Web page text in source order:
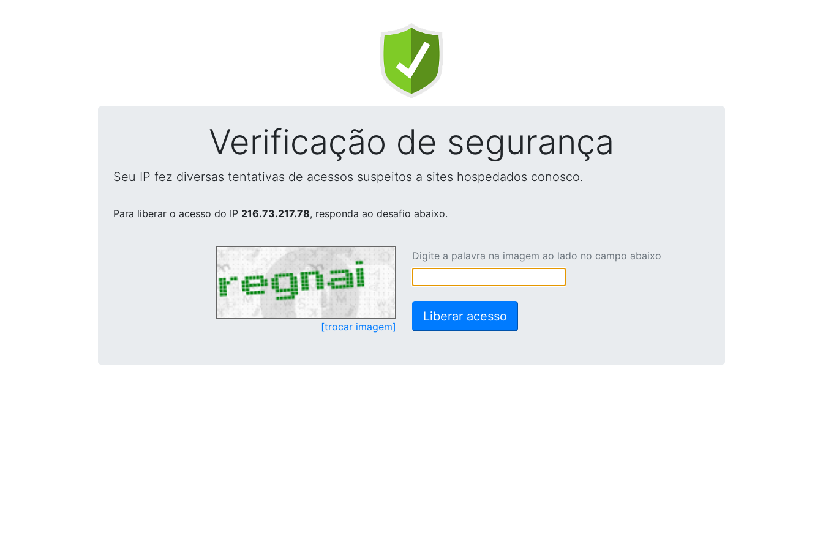
Verificação de segurança
Seu IP fez diversas tentativas de acessos suspeitos a sites hospedados conosco.
Para liberar o acesso do IP 216.73.217.78, responda ao desafio abaixo.
[trocar imagem]
Digite a palavra na imagem ao lado no campo abaixo